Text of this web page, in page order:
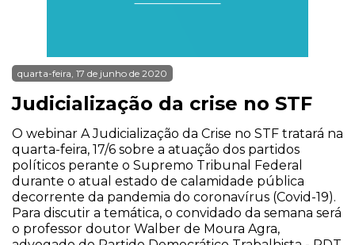
quarta-feira, 17 de junho de 2020
Judicialização da crise no STF
O webinar A Judicialização da Crise no STF tratará na
quarta-feira, 17/6 sobre a atuação dos partidos
políticos perante o Supremo Tribunal Federal
durante o atual estado de calamidade pública
decorrente da pandemia do coronavírus (Covid-19).
Para discutir a temática, o convidado da semana será
o professor doutor Walber de Moura Agra,